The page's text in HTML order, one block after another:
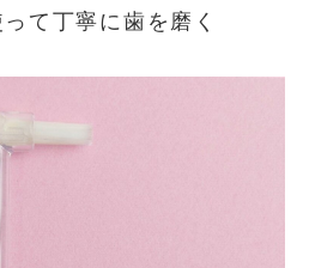
て丁寧に歯を磨く